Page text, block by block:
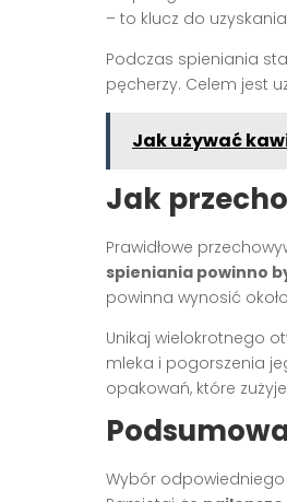
– to klucz do
Podczas spieniania
pęcherzy. Celem jest
Jak używać
Jak
Prawidłowe
spieniania powinno
powinna wynosić
Unikaj wielokrotnego
mleka i pogorszenia
opakowań, które
Wybór